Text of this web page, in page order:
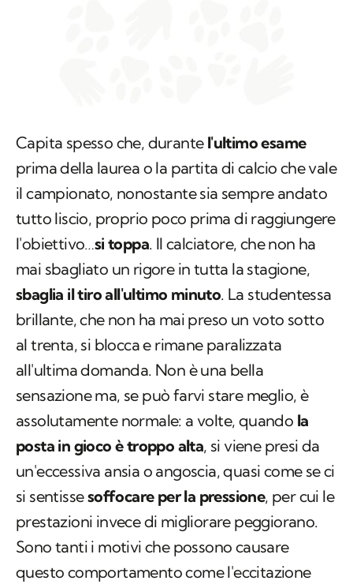
Capita spesso che, durante l'ultimo esame
prima della laurea o la partita di calcio che vale
il campionato, nonostante sia sempre andato
tutto liscio, proprio poco prima di raggiungere
l'obiettivo…si toppa. Il calciatore, che non ha
mai sbagliato un rigore in tutta la stagione,
sbaglia il tiro all'ultimo minuto. La studentessa
brillante, che non ha mai preso un voto sotto
al trenta, si blocca e rimane paralizzata
all'ultima domanda. Non è una bella
sensazione ma, se può farvi stare meglio, è
assolutamente normale: a volte, quando la
posta in gioco è troppo alta, si viene presi da
un'eccessiva ansia o angoscia, quasi come se ci
si sentissesoffocare per la pressione, per cui le
prestazioni invece di migliorare peggiorano.
Sono tanti i motivi che possono causare
questo comportamento come l'eccitazione